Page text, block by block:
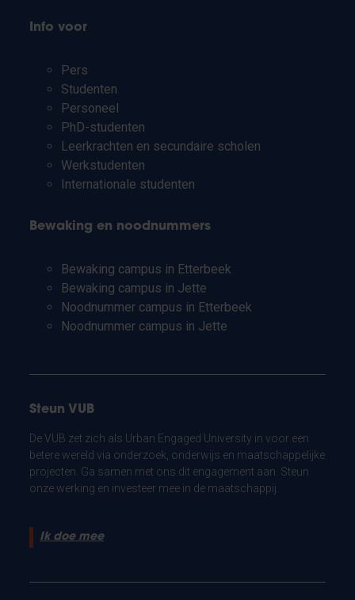
Info voor
Pers
Studenten
Personeel
PhD-studenten
Leerkrachten en secundaire scholen
Werkstudenten
Internationale studenten
Bewaking en noodnummers
Bewaking campus in Etterbeek
Bewaking campus in Jette
Noodnummer campus in Etterbeek
Noodnummer campus in Jette
Steun VUB
De VUB zet zich als Urban Engaged University in voor een
betere wereld via onderzoek, onderwijs en maatschappelijke
projecten. Ga samen met ons dit engagement aan. Steun
onze werking en investeer mee in de maatschappij.
Ik doe mee